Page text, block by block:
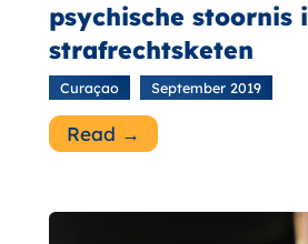
psychische stoornis
strafrechtsketen
Curaçao September 2019
Read →